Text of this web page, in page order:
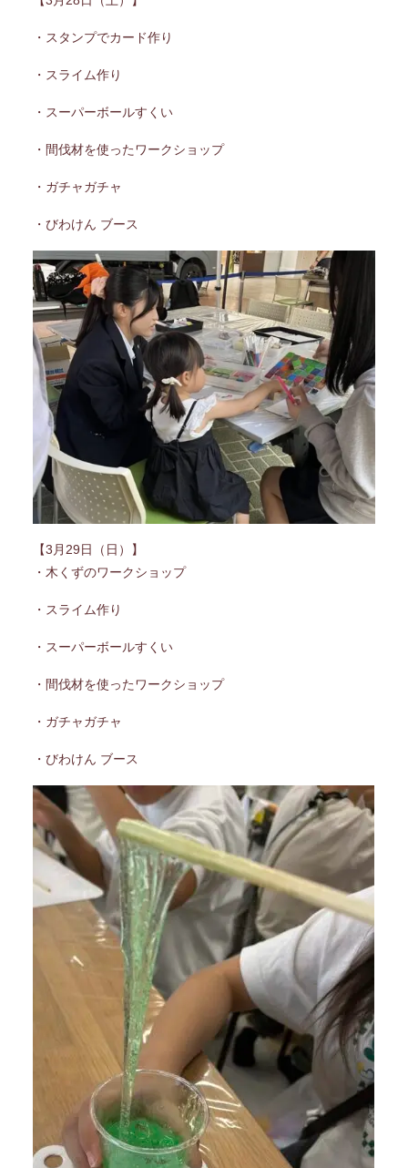
・スタンプでカード作り
・スライム作り
・スーパーボールすくい
・間伐材を使ったワークショップ
・ガチャガチャ
・びわけん ブース
【3月29日（日）】
・木くずのワークショップ
・スライム作り
・スーパーボールすくい
・間伐材を使ったワークショップ
・ガチャガチャ
・びわけん ブース